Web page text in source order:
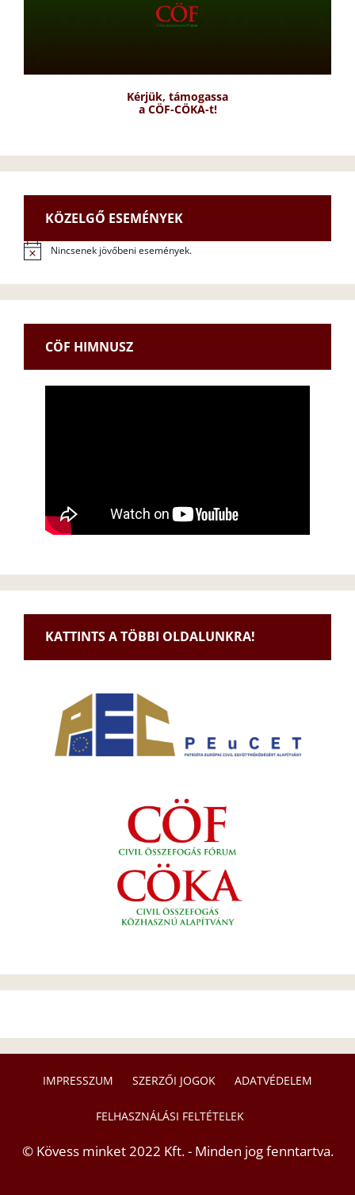
Kérjük, támogassa
a CÖF-CÖKA-t!
KÖZELGŐ ESEMÉNYEK
N
t
Nincsenek jövőbeni események.
CÖF HIMNUSZ
KATTINTS A TÖBBI OLDALUNKRA!
IMPRESSZUM SZERZŐI JOGOK ADATVÉDELEM
FELHASZNÁLÁSI FELTÉTELEK
© Kövess minket 2022 Kft. - Minden jog fenntartva.